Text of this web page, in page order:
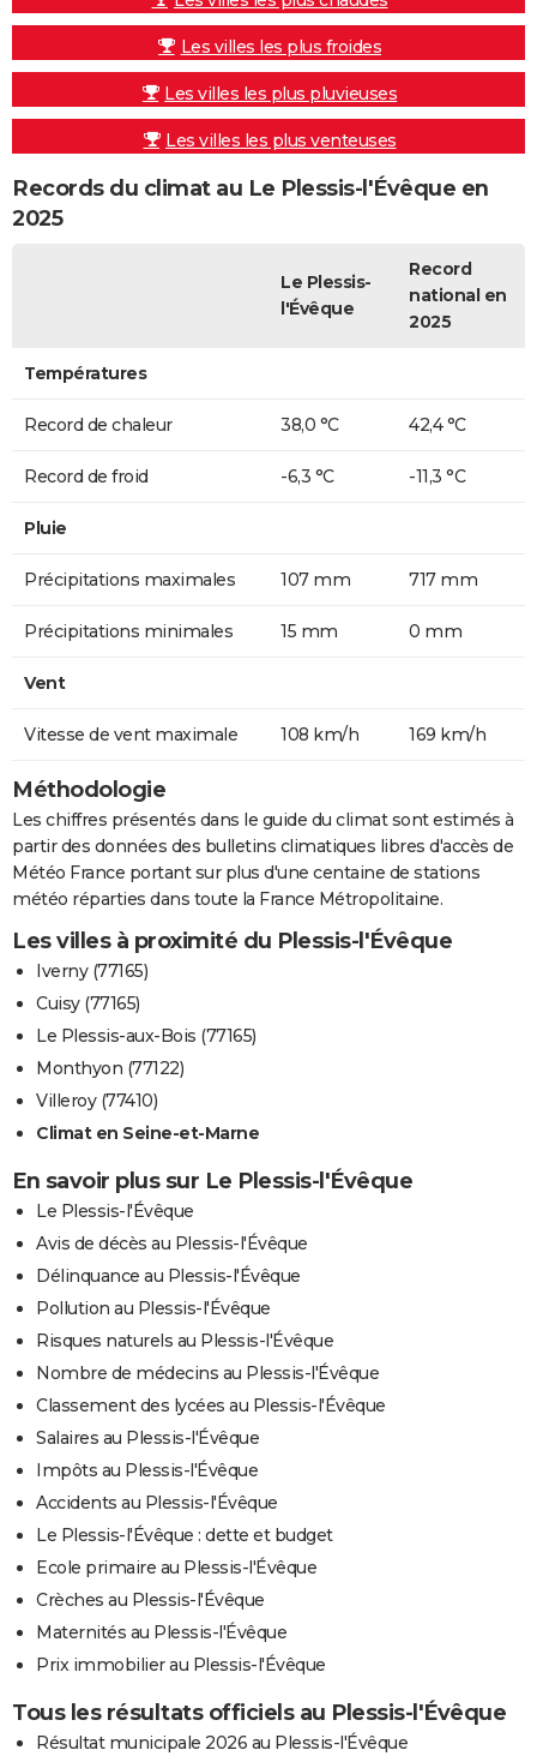
Les villes les plus froides
Les villes les plus pluvieuses
Les villes les plus venteuses
Records du climat au Le Plessis-l'Évêque en
2025
Le Plessis-
l'Évêque
Record
national en
2025
Températures
Record de chaleur 38,0 °C 42,4 °C
Record de froid -6,3 °C -11,3 °C
Pluie
Précipitations maximales 107 mm 717 mm
Précipitations minimales 15 mm 0 mm
Vent
Vitesse de vent maximale 108 km/h 169 km/h
Méthodologie
Les chiffres présentés dans le guide du climat sont estimés à
partir des données des bulletins climatiques libres d'accès de
Météo France portant sur plus d'une centaine de stations
météo réparties dans toute la France Métropolitaine.
Les villes à proximité du Plessis-l'Évêque
Iverny (77165)
Cuisy (77165)
Le Plessis-aux-Bois (77165)
Monthyon (77122)
Villeroy (77410)
Climat en Seine-et-Marne
En savoir plus sur Le Plessis-l'Évêque
Le Plessis-l'Évêque
Avis de décès au Plessis-l'Évêque
Délinquance au Plessis-l'Évêque
Pollution au Plessis-l'Évêque
Risques naturels au Plessis-l'Évêque
Nombre de médecins au Plessis-l'Évêque
Classement des lycées au Plessis-l'Évêque
Salaires au Plessis-l'Évêque
Impôts au Plessis-l'Évêque
Accidents au Plessis-l'Évêque
Le Plessis-l'Évêque : dette et budget
Ecole primaire au Plessis-l'Évêque
Crèches au Plessis-l'Évêque
Maternités au Plessis-l'Évêque
Prix immobilier au Plessis-l'Évêque
Tous les résultats officiels au Plessis-l'Évêque
Résultat municipale 2026 au Plessis-l'Évêque